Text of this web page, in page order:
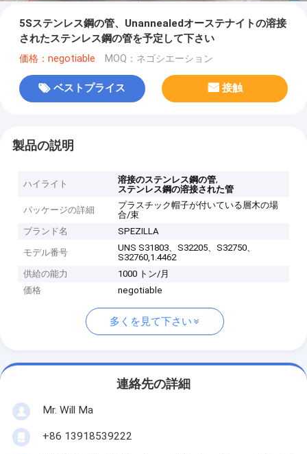
5Sステンレス鋼の管、Unannealedオーステナイトの溶接
されたステンレス鋼の管を予定して下さい
価格：negotiable MOQ：ネゴシエーション
ベストプライス 接触
製品の説明
ハイライト 溶接のステンレス鋼の管,
ステンレス鋼の溶接された管
パッケージの詳細
プラスチック帽子が付いている層木の場
合/束
ブランド名
SPEZILLA
モデル番号
UNS S31803、S32205、S32750、
S32760,1.4462
供給の能力
1000 トン/月
価格
negotiable
多くを見て下さい
連絡先の詳細
Mr. Will Ma
+86 13918539222